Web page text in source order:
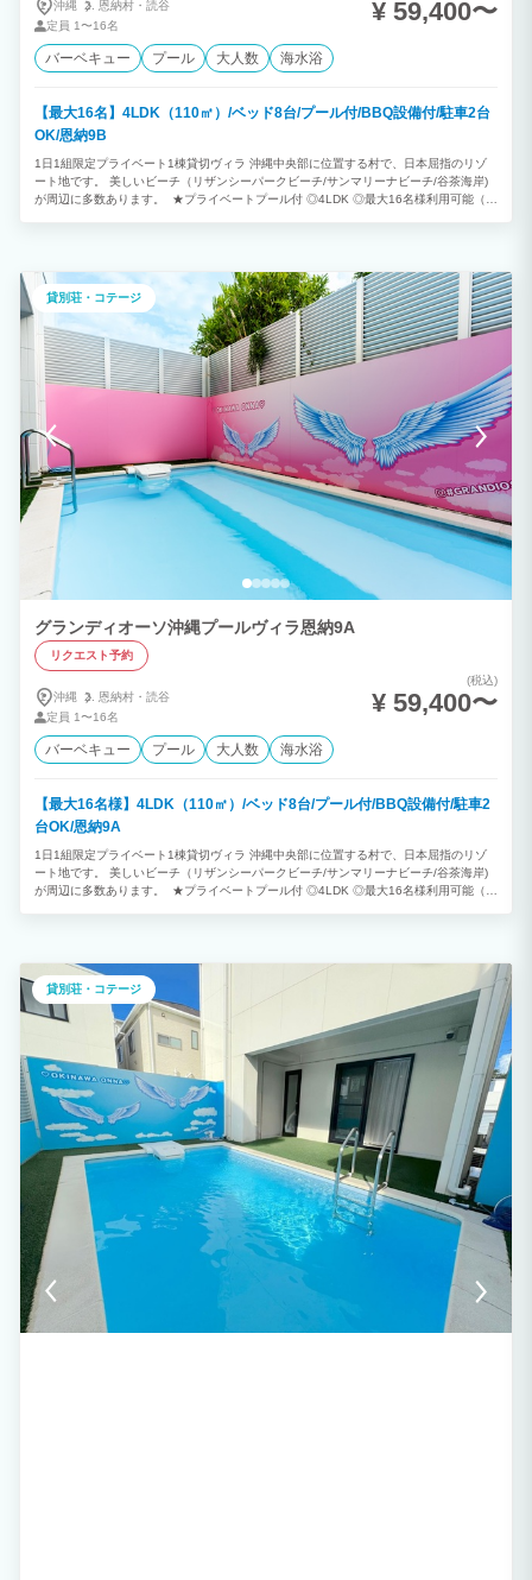
沖縄 恩納村・ 読谷
定員 1〜16名 ¥ 59,400〜
バーベキュー プール 大人数 海水浴
【最大16名】4LDK（110㎡）/ベッド8台/プール付/BBQ設備付/駐車2台
OK/恩納9B
1日1組限定プライベート1棟貸切ヴィラ 沖縄中央部に位置する村で、日本屈指のリゾ
ート地です。 美しいビーチ（リザンシーパークビーチ/サンマリーナビーチ/谷茶海岸)
が周辺に多数あります。 ★プライベートプール付 ◎4LDK ◎最大16名様利用可能（消
貸別荘・コテージ
グランディオーソ沖縄プールヴィラ恩納9A
リクエスト予約
沖縄 恩納村・ 読谷
定員 1〜16名
(税込)
¥ 59,400〜
バーベキュー プール 大人数 海水浴
【最大16名様】4LDK（110㎡）/ベッド8台/プール付/BBQ設備付/駐車2
台OK/恩納9A
1日1組限定プライベート1棟貸切ヴィラ 沖縄中央部に位置する村で、日本屈指のリゾ
ート地です。 美しいビーチ（リザンシーパークビーチ/サンマリーナビーチ/谷茶海岸)
が周辺に多数あります。 ★プライベートプール付 ◎4LDK ◎最大16名様利用可能（消
貸別荘・コテージ